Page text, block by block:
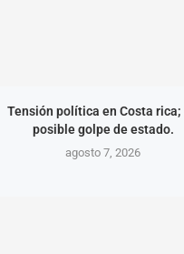
Tensión política en Costa rica;
posible golpe de estado.
agosto 7, 2026